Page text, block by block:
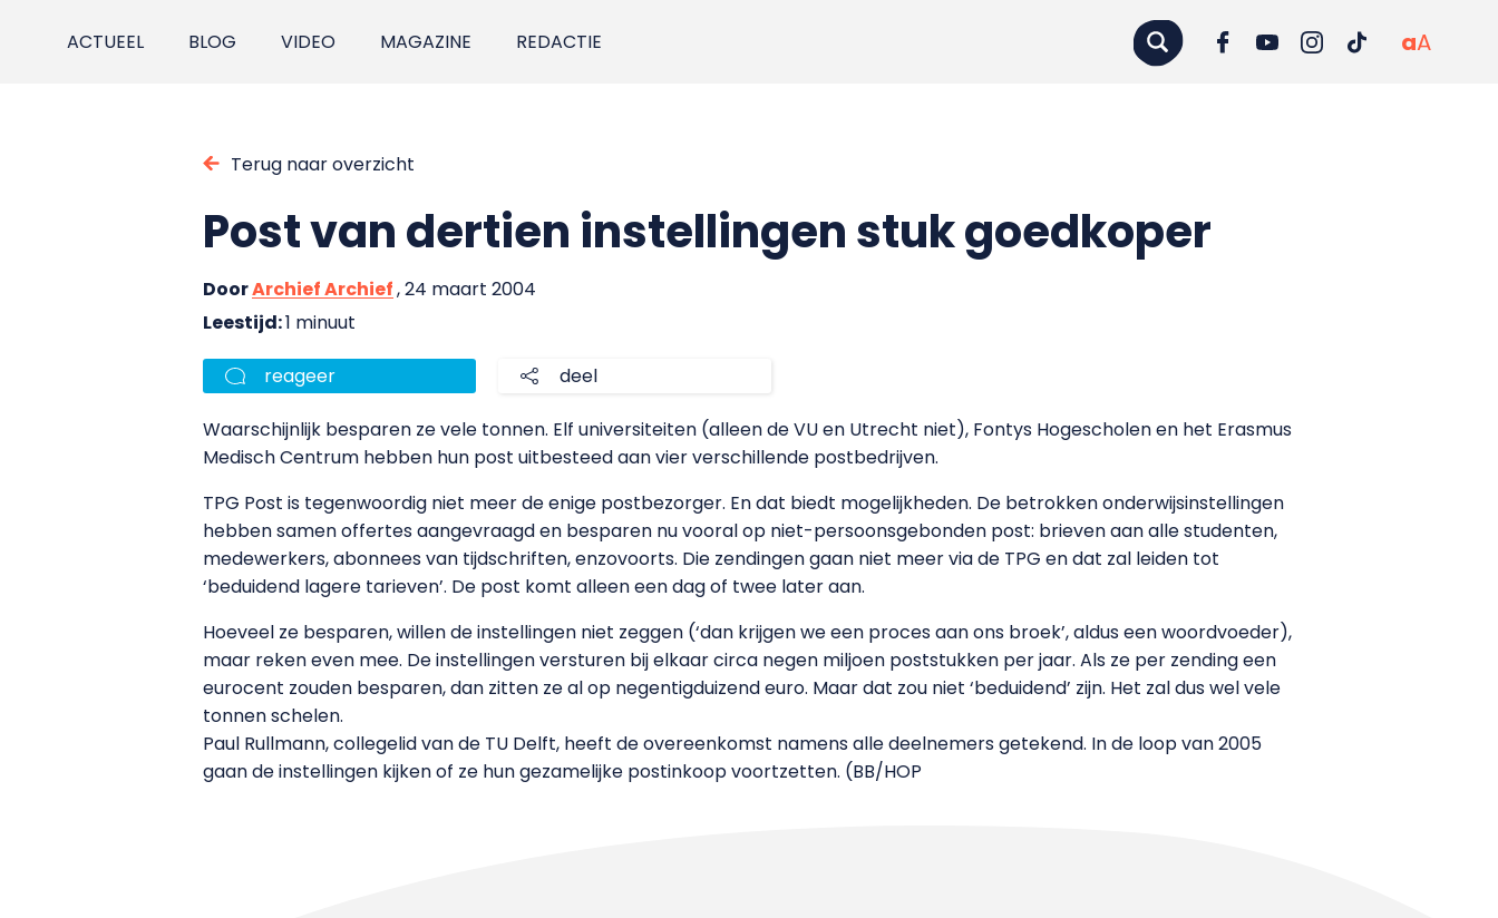
ACTUEEL BLOG VIDEO MAGAZINE REDACTIE aA
Terug naar overzicht
Post van dertien instellingen stuk goedkoper
DoorArchief Archief, 24 maart 2004
Leestijd:1 minuut
reageer deel
Waarschijnlijk besparen ze vele tonnen. Elf universiteiten (alleen de VU en Utrecht niet), Fontys Hogescholen en het Erasmus
Medisch Centrum hebben hun post uitbesteed aan vier verschillende postbedrijven.
TPG Post is tegenwoordig niet meer de enige postbezorger. En dat biedt mogelijkheden. De betrokken onderwijsinstellingen
hebben samen offertes aangevraagd en besparen nu vooral op niet-persoonsgebonden post: brieven aan alle studenten,
medewerkers, abonnees van tijdschriften, enzovoorts. Die zendingen gaan niet meer via de TPG en dat zal leiden tot
‘beduidend lagere tarieven’. De post komt alleen een dag of twee later aan.
Hoeveel ze besparen, willen de instellingen niet zeggen (‘dan krijgen we een proces aan ons broek’, aldus een woordvoeder),
maar reken even mee. De instellingen versturen bij elkaar circa negen miljoen poststukken per jaar. Als ze per zending een
eurocent zouden besparen, dan zitten ze al op negentigduizend euro. Maar dat zou niet ‘beduidend’ zijn. Het zal dus wel vele
tonnen schelen.
Paul Rullmann, collegelid van de TU Delft, heeft de overeenkomst namens alle deelnemers getekend. In de loop van 2005
gaan de instellingen kijken of ze hun gezamelijke postinkoop voortzetten. (BB/HOP